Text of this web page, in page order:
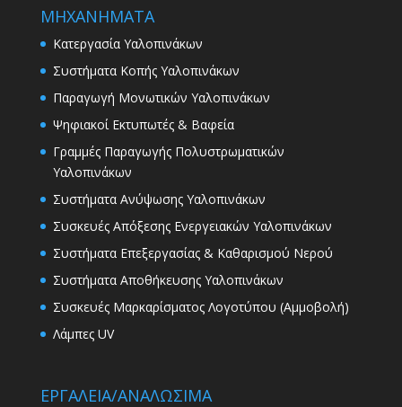
ΜΗΧΑΝΗΜΑΤΑ
Κατεργασία Υαλοπινάκων
Συστήματα Κοπής Υαλοπινάκων
Παραγωγή Μονωτικών Υαλοπινάκων
Ψηφιακοί Εκτυπωτές & Βαφεία
Γραμμές Παραγωγής Πολυστρωματικών
Υαλοπινάκων
Συστήματα Ανύψωσης Υαλοπινάκων
Συσκευές Απόξεσης Ενεργειακών Υαλοπινάκων
Συστήματα Επεξεργασίας & Καθαρισμού Νερού
Συστήματα Αποθήκευσης Υαλοπινάκων
Συσκευές Μαρκαρίσματος Λογοτύπου (Αμμοβολή)
Λάμπες UV
ΕΡΓΑΛΕΙΑ/ΑΝΑΛΩΣΙΜΑ